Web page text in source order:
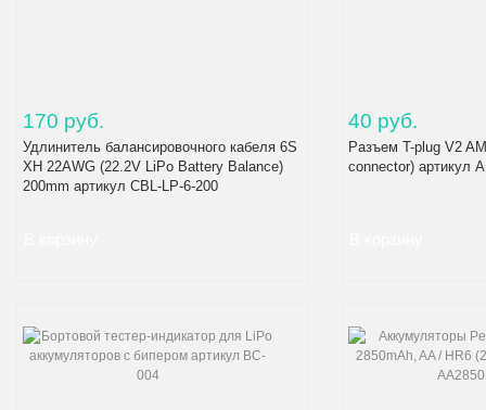
170 руб.
Удлинитель балансировочного кабеля 6S
XH 22AWG (22.2V LiPo Battery Balance)
200mm артикул CBL-LP-6-200
40 руб.
Разъем T-plug V2
connector) артикул